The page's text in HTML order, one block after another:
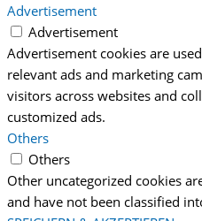
Advertisement
Advertisement
Advertisement cookies are
relevant ads and marketing
visitors across websites and
customized ads.
Others
Others
Other uncategorized cookies
and have not been classified